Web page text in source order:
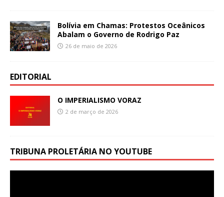
Bolívia em Chamas: Protestos Oceânicos
Abalam o Governo de Rodrigo Paz
26 de maio de 2026
EDITORIAL
O IMPERIALISMO VORAZ
2 de março de 2026
TRIBUNA PROLETÁRIA NO YOUTUBE